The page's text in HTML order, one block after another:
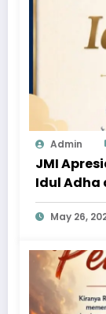
Admin
JMI
Idul Adha
May 26,